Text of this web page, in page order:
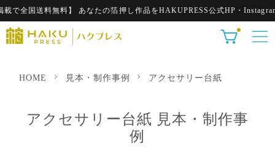
国送料無料】 あなたの箔押し作品をHAKUPRESS公式HP・Instagramで
HOME 見本・制作事例 アクセサリー台紙
アクセサリー台紙 見本・制作事
例